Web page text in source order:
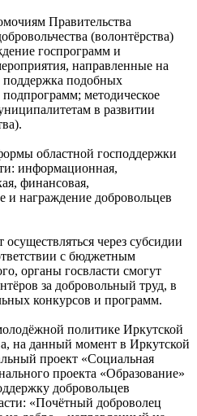
Правительства
(волонтёрства)
госпрограмм и
направленные на
поддержка подобных
методическое
в развитии
областной господдержки
информационная,
финансовая,
и награждение добровольцев
через субсидии
с бюджетным
органы госвласти смогут
за добровольный труд, в
конкурсов и программ.
политике Иркутской
на данный момент в Иркутской
проект «Социальная
проекта «Образование»
добровольцев
«Почётный доброволец